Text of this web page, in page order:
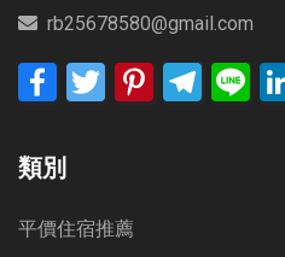
rb25678580@gmail.com
FacebookTwitter PinterestTelegram
Line
類別
平價住宿推薦